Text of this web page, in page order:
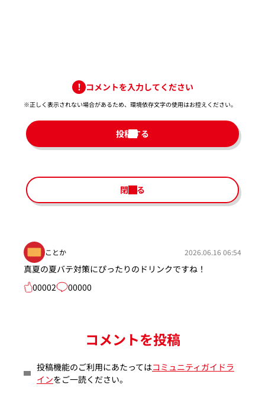
コメントを入力してください
※正しく表示されない場合があるため、環境依存文字の使用はお控えください。​
投稿する
閉じる
ことか 2026.06.16 06:54
真夏の夏バテ対策にぴったりのドリンクですね！
00002
00000
コメントを投稿
投稿機能のご利用にあたってはコミュニティガイドラ
インをご一読ください。